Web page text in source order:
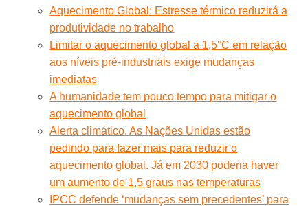
Aquecimento Global: Estresse térmico reduzirá a
produtividade no trabalho
Limitar o aquecimento global a 1,5°C em relação
aos níveis pré-industriais exige mudanças
imediatas
A humanidade tem pouco tempo para mitigar o
aquecimento global
Alerta climático. As Nações Unidas estão
pedindo para fazer mais para reduzir o
aquecimento global. Já em 2030 poderia haver
um aumento de 1,5 graus nas temperaturas
IPCC defende ‘mudanças sem precedentes’ para